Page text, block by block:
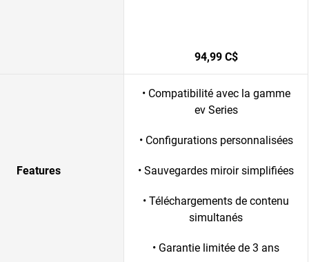
94,99 C$
Features
• Compatibilité avec la gamme
ev Series
• Configurations personnalisées
• Sauvegardes miroir simplifiées
• Téléchargements de contenu
simultanés
• Garantie limitée de 3 ans